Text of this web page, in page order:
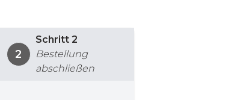
2
Schritt 2
Bestellung
abschließen